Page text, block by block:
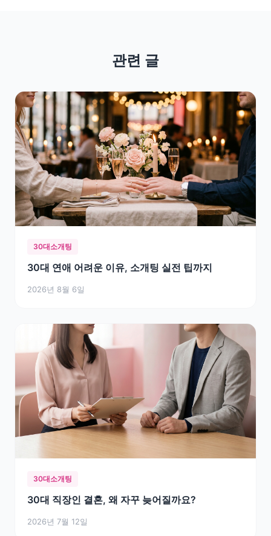
관련 글
30대소개팅
30대 연애 어려운 이유, 소개팅 실전 팁까지
2026년 8월 6일
30대소개팅
30대 직장인 결혼, 왜 자꾸 늦어질까요?
2026년 7월 12일